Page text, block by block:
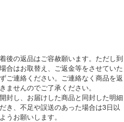
後の返品はご容赦願います。ただし到
合はお取替え、ご返金等をさせていた
ご連絡ください。ご連絡なく商品を返
ませんのでご了承ください。
封し、お届けした商品と同封した明細
き、不足や誤送のあった場合は3日以
うお願いします。